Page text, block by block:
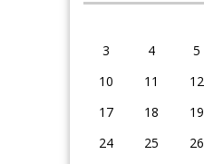
3
4 5
10
11 12
17
18 19
24
25 26